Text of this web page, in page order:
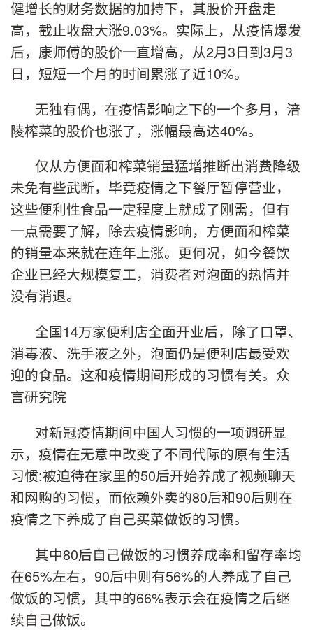
健增长的财务数据的加持下，其股价开盘走
高，截止收盘大涨9.03%。实际上，从疫情爆发
后，康师傅的股价一直增高，从2月3日到3月3
日，短短一个月的时间累涨了近10%。
无独有偶，在疫情影响之下的一个多月，涪
陵榨菜的股价也涨了，涨幅最高达40%。
仅从方便面和榨菜销量猛增推断出消费降级
未免有些武断，毕竟疫情之下餐厅暂停营业，
这些便利性食品一定程度上就成了刚需，但有
一点需要了解，除去疫情影响，方便面和榨菜
的销量本来就在连年上涨。更何况，如今餐饮
企业已经大规模复工，消费者对泡面的热情并
没有消退。
全国14万家便利店全面开业后，除了口罩、
消毒液、洗手液之外，泡面仍是便利店最受欢
迎的食品。这和疫情期间形成的习惯有关。众
言研究院
对新冠疫情期间中国人习惯的一项调研显
示，疫情在无意中改变了不同代际的原有生活
习惯:被迫待在家里的50后开始养成了视频聊天
和网购的习惯，而依赖外卖的80后和90后则在
疫情之下养成了自己买菜做饭的习惯。
其中80后自己做饭的习惯养成率和留存率均
在65%左右，90后中则有56%的人养成了自己
做饭的习惯，其中的66%表示会在疫情之后继
续自己做饭。